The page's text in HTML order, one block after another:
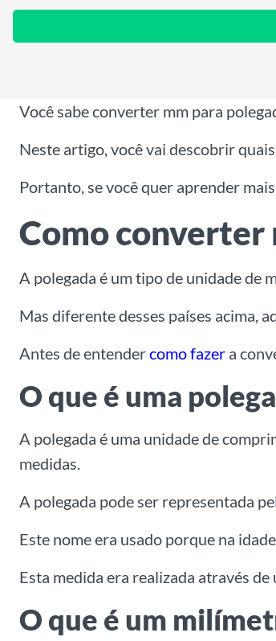
Você sabe converter mm para
Neste artigo, você vai descobrir
Portanto, se você quer aprender
Como converter
A polegada é um tipo de unidade de
Mas diferente desses países acima,
Antes de entendercomo fazer a
O que é uma
A polegada é uma unidade de
medidas.
A polegada pode ser representada
Este nome era usado porque na
Esta medida era realizada através
O que é um